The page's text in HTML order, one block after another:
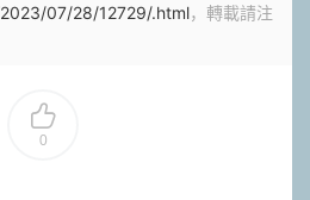
07/28/12729/.html，轉載請注
0